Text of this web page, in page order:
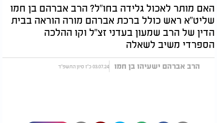
האם מותר לאכול גלידה בחו"ל? הרב אברהם בן חמו
שליט"א ראש כולל ברכת אברהם מורה הוראה בבית
הדין של הרב שמעון בעדני זצ"ל וקו ההלכה
הספרדי משיב לשאלה
הרב אברהם ישעיהו בן חמו 03.07.24 כ"ז סיון התשפ"ד